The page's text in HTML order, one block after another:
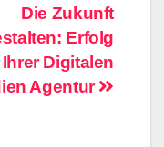
Die Zukunft
Erfolg
Digitalen
Agentur